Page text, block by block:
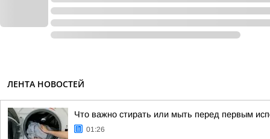
ЛЕНТА НОВОСТЕЙ
Что важно стирать или мыть перед первым
01:26